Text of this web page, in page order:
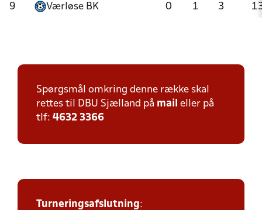
9 Værløse BK 0 1 3
Spørgsmål omkring denne række skal
rettes til DBU Sjælland på mail eller på
tlf: 4632 3366
Turneringsafslutning: